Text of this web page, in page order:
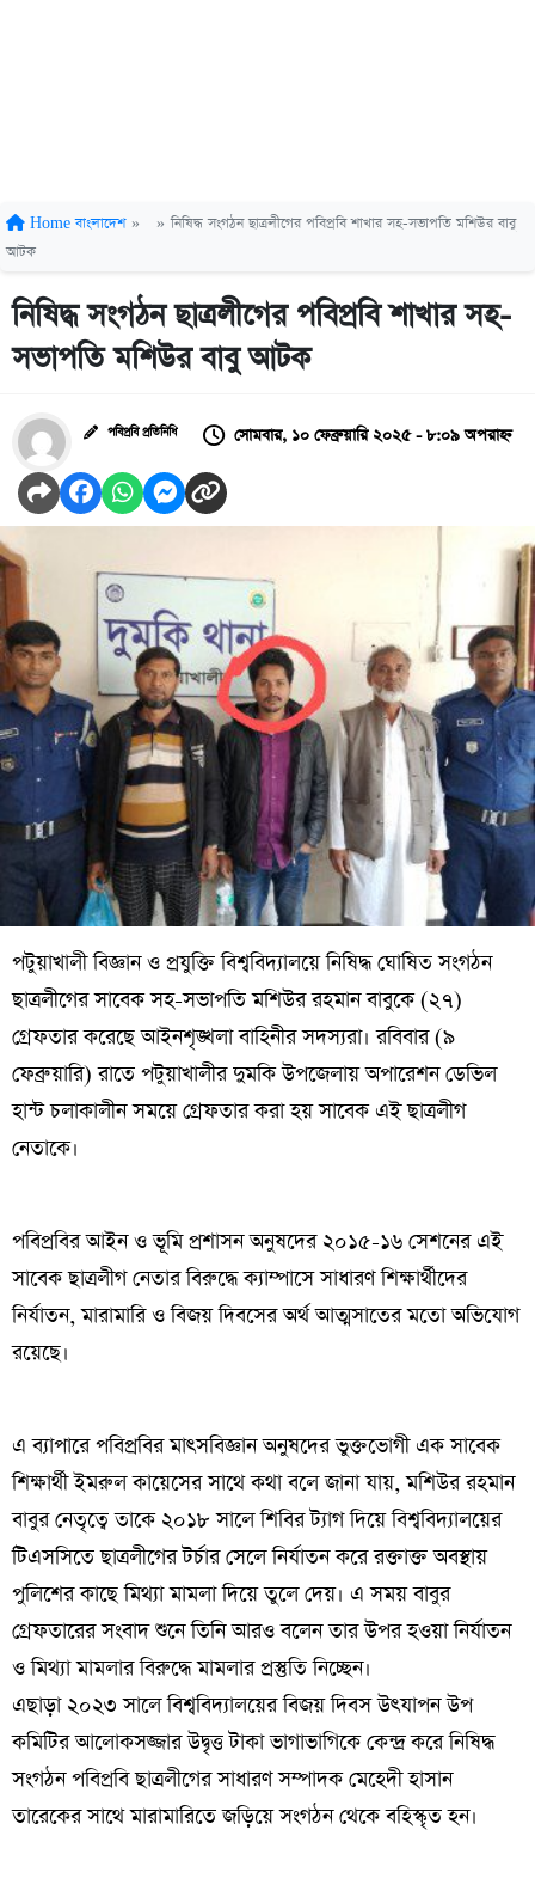
Home বাংলাদেশ » » নিষিদ্ধ সংগঠন ছাত্রলীগের পবিপ্রবি শাখার সহ-সভাপতি মশিউর বাবু
আটক
নিষিদ্ধ সংগঠন ছাত্রলীগের পবিপ্রবি শাখার সহ-
সভাপতি মশিউর বাবু আটক
পবিপ্রবি প্রতিনিধি সোমবার, ১০ ফেব্রুয়ারি ২০২৫ - ৮:০৯ অপরাহ্ন
পটুয়াখালী বিজ্ঞান ও প্রযুক্তি বিশ্ববিদ্যালয়ে নিষিদ্ধ ঘোষিত সংগঠন
ছাত্রলীগের সাবেক সহ-সভাপতি মশিউর রহমান বাবুকে (২৭)
গ্রেফতার করেছে আইনশৃঙ্খলা বাহিনীর সদস্যরা। রবিবার (৯
ফেব্রুয়ারি) রাতে পটুয়াখালীর দুমকি উপজেলায় অপারেশন ডেভিল
হান্ট চলাকালীন সময়ে গ্রেফতার করা হয় সাবেক এই ছাত্রলীগ
নেতাকে।
পবিপ্রবির আইন ও ভূমি প্রশাসন অনুষদের ২০১৫-১৬ সেশনের এই
সাবেক ছাত্রলীগ নেতার বিরুদ্ধে ক্যাম্পাসে সাধারণ শিক্ষার্থীদের
নির্যাতন, মারামারি ও বিজয় দিবসের অর্থ আত্মসাতের মতো অভিযোগ
রয়েছে।
এ ব্যাপারে পবিপ্রবির মাৎসবিজ্ঞান অনুষদের ভুক্তভোগী এক সাবেক
শিক্ষার্থী ইমরুল কায়েসের সাথে কথা বলে জানা যায়, মশিউর রহমান
বাবুর নেতৃত্বে তাকে ২০১৮ সালে শিবির ট্যাগ দিয়ে বিশ্ববিদ্যালয়ের
টিএসসিতে ছাত্রলীগের টর্চার সেলে নির্যাতন করে রক্তাক্ত অবস্থায়
পুলিশের কাছে মিথ্যা মামলা দিয়ে তুলে দেয়। এ সময় বাবুর
গ্রেফতারের সংবাদ শুনে তিনি আরও বলেন তার উপর হওয়া নির্যাতন
ও মিথ্যা মামলার বিরুদ্ধে মামলার প্রস্তুতি নিচ্ছেন।
এছাড়া ২০২৩ সালে বিশ্ববিদ্যালয়ের বিজয় দিবস উৎযাপন উপ
কমিটির আলোকসজ্জার উদ্বৃত্ত টাকা ভাগাভাগিকে কেন্দ্র করে নিষিদ্ধ
সংগঠন পবিপ্রবি ছাত্রলীগের সাধারণ সম্পাদক মেহেদী হাসান
তারেকের সাথে মারামারিতে জড়িয়ে সংগঠন থেকে বহিস্কৃত হন।